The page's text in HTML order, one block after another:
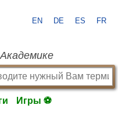
EN DE ES FR
Игры ⚽